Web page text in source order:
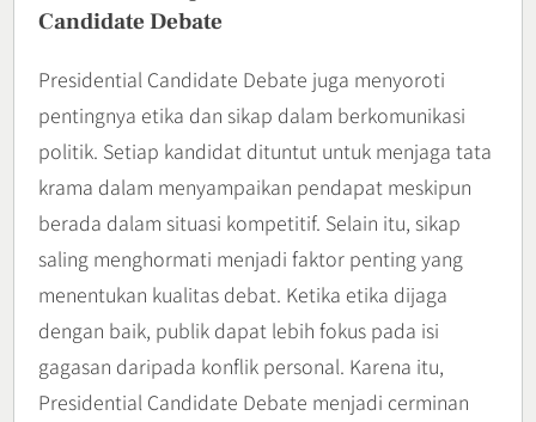
Candidate Debate
Presidential Candidate Debate juga menyoroti
pentingnya etika dan sikap dalam berkomunikasi
politik. Setiap kandidat dituntut untuk menjaga tata
krama dalam menyampaikan pendapat meskipun
berada dalam situasi kompetitif. Selain itu, sikap
saling menghormati menjadi faktor penting yang
menentukan kualitas debat. Ketika etika dijaga
dengan baik, publik dapat lebih fokus pada isi
gagasan daripada konflik personal. Karena itu,
Presidential Candidate Debate menjadi cerminan